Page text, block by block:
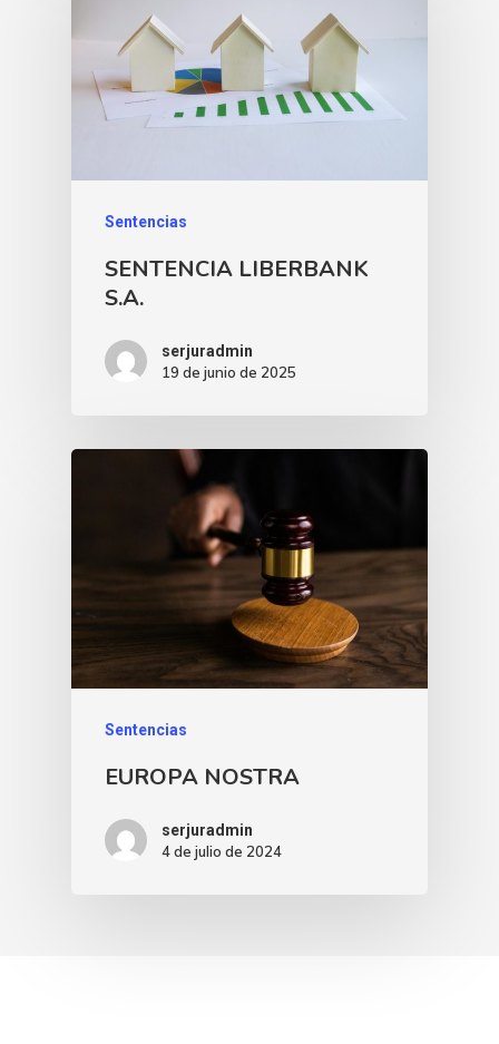
Sentencias
SENTENCIA LIBERBANK
S.A.
serjuradmin
19 de junio de 2025
Sentencias
EUROPA NOSTRA
serjuradmin
4 de julio de 2024